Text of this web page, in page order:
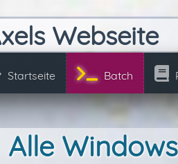
Webseite
Startseite Batch
Alle